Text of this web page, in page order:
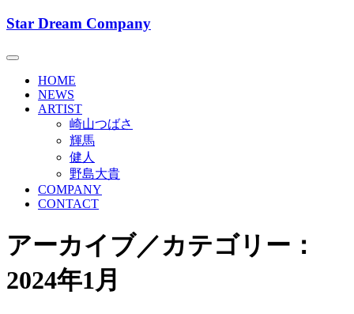
Skip
Star Dream Company
HOME
NEWS
ARTIST
崎山つばさ
輝馬
健人
野島大貴
COMPANY
CONTACT
アーカイブ／カテゴリー：
2024年1月